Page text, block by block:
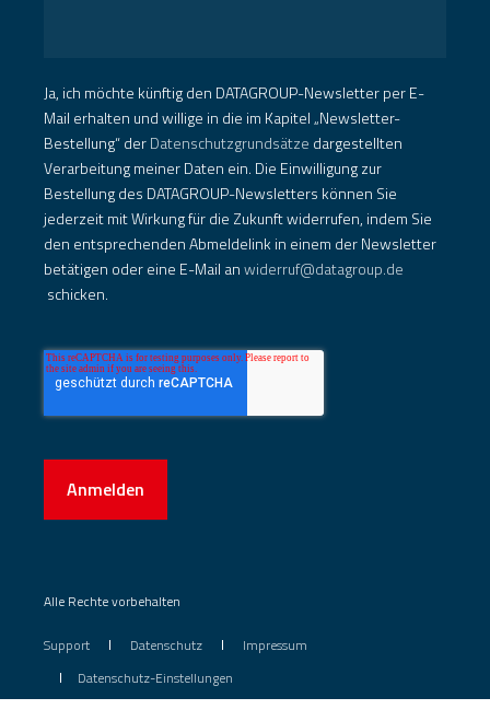
Ja, ich möchte künftig den DATAGROUP-Newsletter per E-
Mail erhalten und willige in die im Kapitel „Newsletter-
Bestellung“ derDatenschutzgrundsätze dargestellten
Verarbeitung meiner Daten ein. Die Einwilligung zur
Bestellung des DATAGROUP-Newsletters können Sie
jederzeit mit Wirkung für die Zukunft widerrufen, indem Sie
den entsprechenden Abmeldelink in einem der Newsletter
betätigen oder eine E-Mail anwiderruf@datagroup.de
schicken.
Anmelden
Alle Rechte vorbehalten
Support Datenschutz
Impressum
Datenschutz-Einstellungen